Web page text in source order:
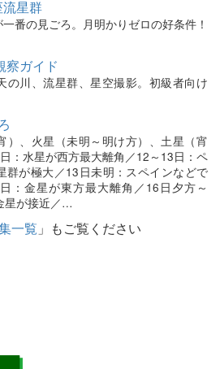
星群
番の見ごろ。月明かりゼロの好条件！
察ガイド
の川、流星群、星空撮影。初級者向け
）、火星（未明～明け方）、土星（宵
：水星が西方最大離角／12～13日：ペ
群が極大／13日未明：スペインなどで
：金星が東方最大離角／16日夕方～
星が接近／…
一覧 」もご覧ください